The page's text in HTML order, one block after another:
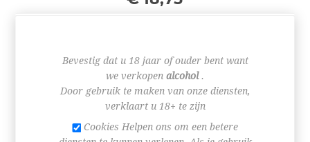
-
BESTEL NU!
Bevestig dat u 18 jaar of ouder bent want
we verkopen alcohol.
Door gebruik te maken van onze diensten,
verklaart u 18+ te zijn
Cookies Helpen ons om een betere